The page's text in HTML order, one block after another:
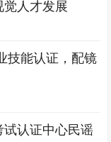
觉人才发展
技能认证，配镜
试认证中心民谣